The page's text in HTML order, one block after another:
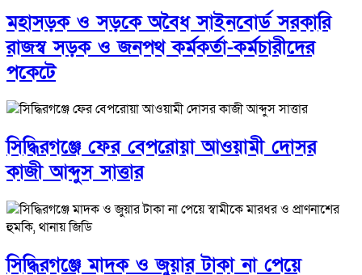
মহাসড়ক ও সড়কে অবৈধ সাইনবোর্ড সরকারি
রাজস্ব সড়ক ও জনপথ কর্মকর্তা-কর্মচারীদের
পকেটে
সিদ্ধিরগঞ্জে ফের বেপরোয়া আওয়ামী দোসর
কাজী আব্দুস সাত্তার
সিদ্ধিরগঞ্জে মাদক ও জুয়ার টাকা না পেয়ে